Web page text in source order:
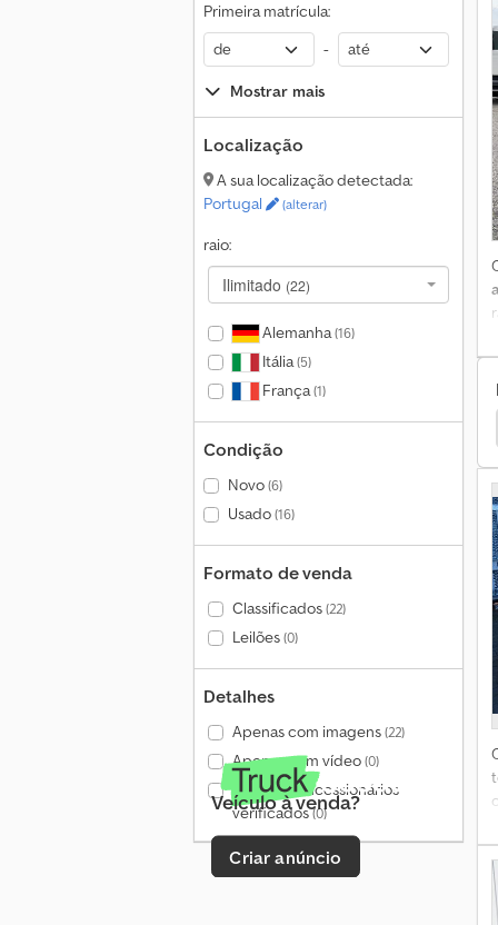
Primeira matrícula:
-
Mostrar mais
Localização
A sua localização detectada:
Portugal
(alterar)
raio:
Ilimitado (22)
Alemanha(16)
Itália(5)
França(1)
Condição
Novo(6)
Usado(16)
Formato de venda
Classificados(22)
Leilões(0)
Detalhes
Apenas com imagens(22)
Apenas com vídeo(0)
Apenas concessionários
verificados(0)
Veículo à venda?
Criar anúncio
Outros Pick-Up Pick-Up